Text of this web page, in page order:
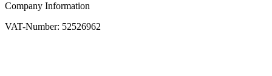
Company Information
VAT-Number: 52526962